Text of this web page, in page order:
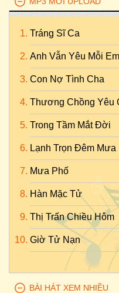
Tráng Sĩ Ca
Anh Vẫn Yêu Mỗi
Con Nợ Tình Cha
Thương Chồng Yêu
Trong Tầm Mắt Đời
Lạnh Trọn Đêm Mưa
Mưa Phố
Hàn Mặc Tử
Thị Trấn Chiều Hôm
Giờ Tử Nạn
BÀI HÁT XEM NHIỀU